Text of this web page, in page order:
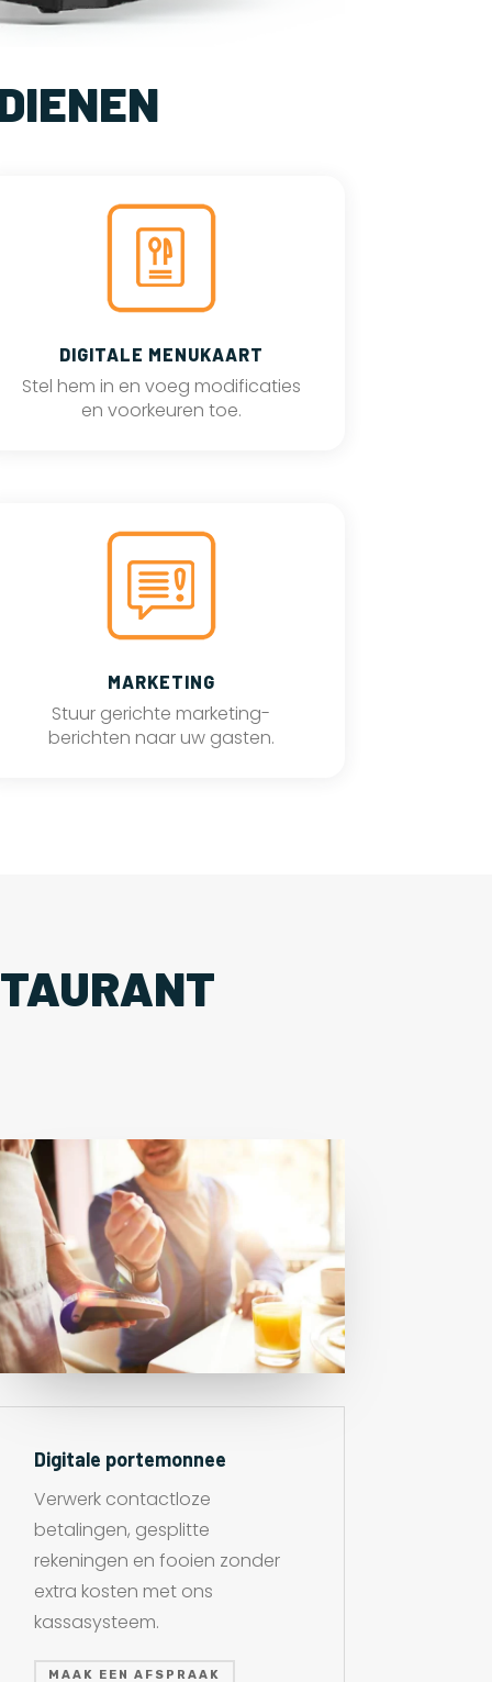
DIGITALE MENUKAART
Stel hem in en voeg modificaties
en voorkeuren toe.
MARKETING
Stuur gerichte marketing-
berichten naar uw gasten.
Digitale portemonnee
Verwerk contactloze
betalingen, gesplitte
rekeningen en fooien zonder
extra kosten met ons
kassasysteem.
MAAK EEN AFSPRAAK